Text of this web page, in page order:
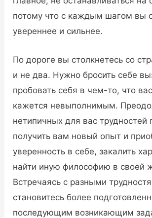
потому что с каждым шагом вы
увереннее и сильнее.
По дороге вы столкнетесь со
и не два. Нужно бросить себе
пробовать себя в чем-то, что
кажется невыполнимым.
нетипичных для вас трудностей
получить вам новый опыт и
уверенность в себе, закалить
найти иную философию в своей
Встречаясь с разными
становитесь более
последующим возникающим